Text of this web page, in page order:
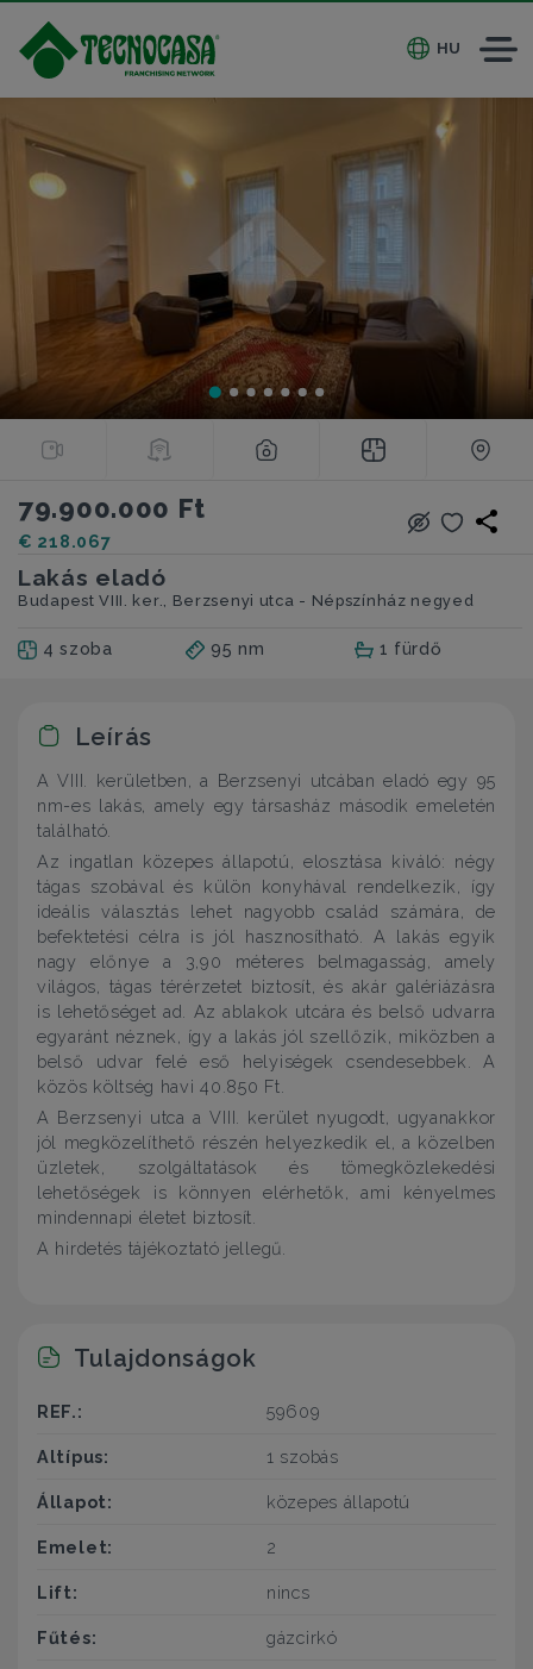
HU
79.900.000 Ft
€ 218.067
Lakás eladó
Budapest VIII. ker., Berzsenyi utca - Népszínház negyed
4 szoba 95 nm 1 fürdő
Leírás
A VIII. kerületben, a Berzsenyi utcában eladó egy 95
nm-es lakás, amely egy társasház második emeletén
található.
Az ingatlan közepes állapotú, elosztása kiváló: négy
tágas szobával és külön konyhával rendelkezik, így
ideális választás lehet nagyobb család számára, de
befektetési célra is jól hasznosítható. A lakás egyik
nagy előnye a 3,90 méteres belmagasság, amely
világos, tágas térérzetet biztosít, és akár galériázásra
is lehetőséget ad. Az ablakok utcára és belső udvarra
egyaránt néznek, így a lakás jól szellőzik, miközben a
belső udvar felé eső helyiségek csendesebbek. A
közös költség havi 40.850 Ft.
A Berzsenyi utca a VIII. kerület nyugodt, ugyanakkor
jól megközelíthető részén helyezkedik el, a közelben
üzletek, szolgáltatások és tömegközlekedési
lehetőségek is könnyen elérhetők, ami kényelmes
mindennapi életet biztosít.
A hirdetés tájékoztató jellegű.
Tulajdonságok
REF.: 59609
Altípus: 1 szobás
Állapot: közepes állapotú
Emelet: 2
Lift: nincs
Fűtés: gázcirkó